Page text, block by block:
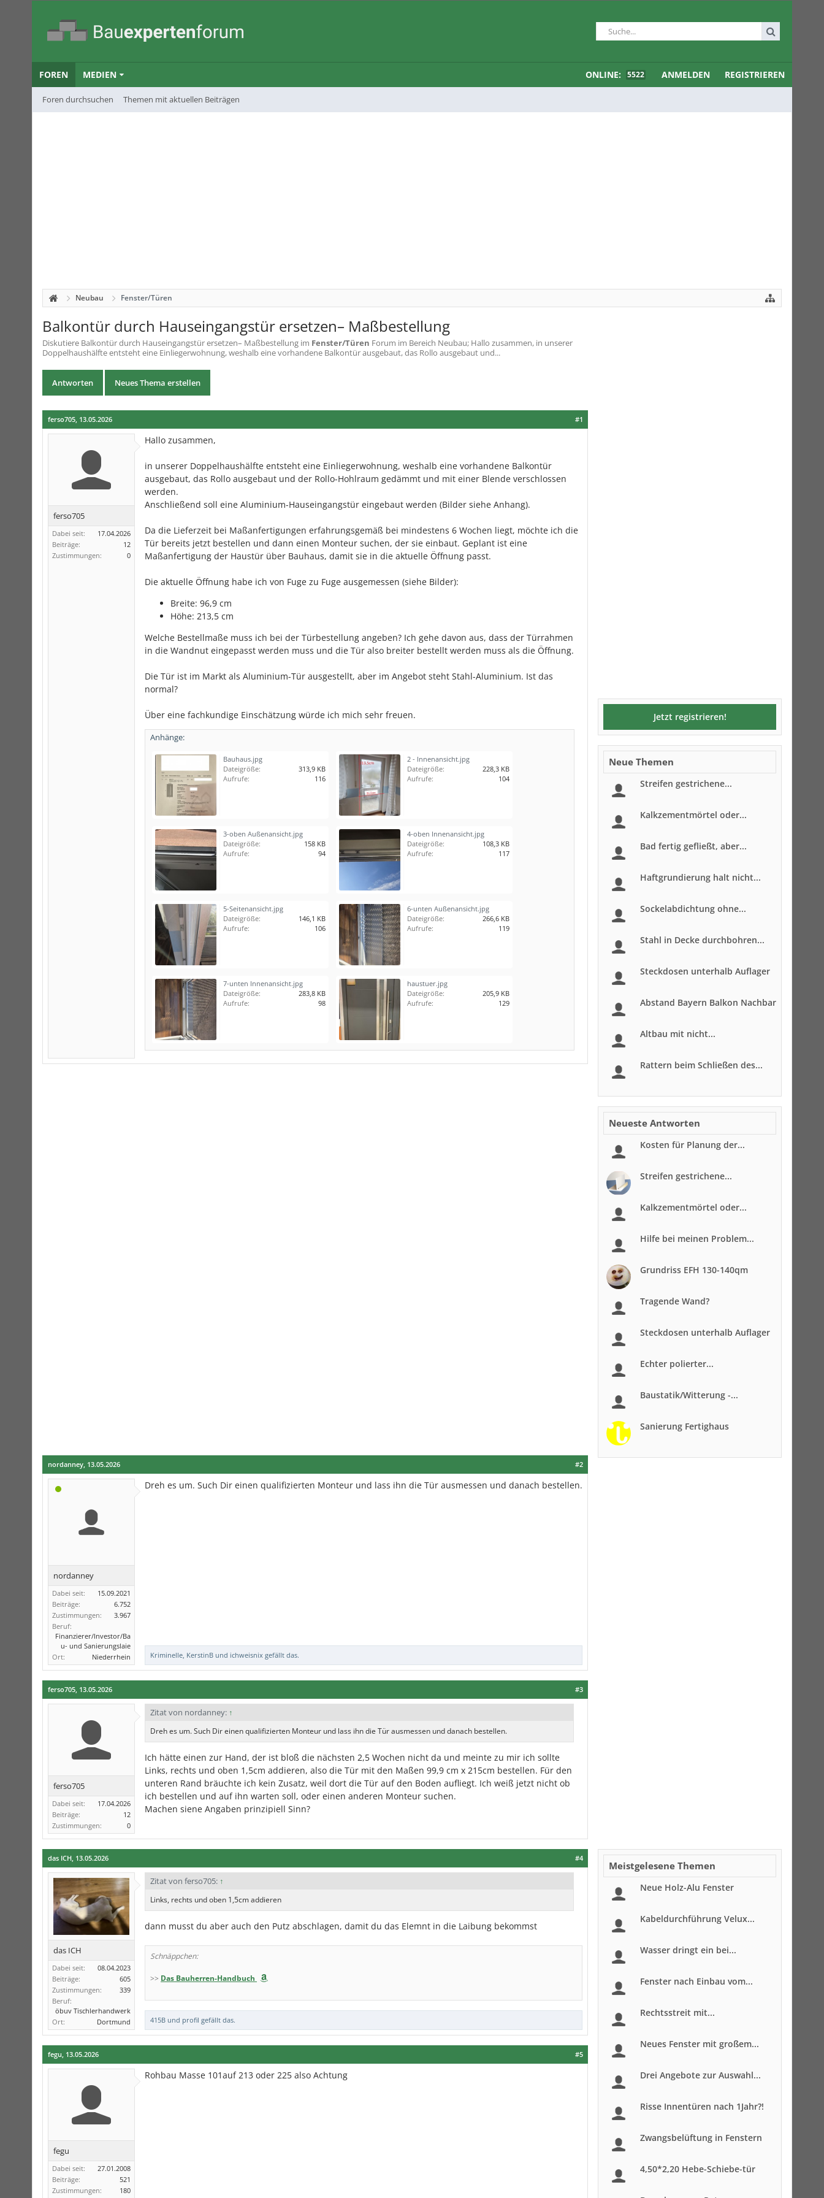
FOREN
Foren durchsuchen Themen mit aktuellen Beiträgen
MEDIEN ONLINE: 5522 ANMELDEN REGISTRIEREN
Neubau Fenster/Türen
Balkontür durch Hauseingangstür ersetzen– Maßbestellung
Diskutiere Balkontür durch Hauseingangstür ersetzen– Maßbestellung im Fenster/Türen Forum im Bereich Neubau; Hallo zusammen, in unserer
Doppelhaushälfte entsteht eine Einliegerwohnung, weshalb eine vorhandene Balkontür ausgebaut, das Rollo ausgebaut und...
Antworten Neues Thema erstellen
#1
ferso705, 13.05.2026
ferso705
Dabei seit:
17.04.2026
Beiträge:
12
Zustimmungen:
0
Hallo zusammen,
in unserer Doppelhaushälfte entsteht eine Einliegerwohnung, weshalb eine vorhandene Balkontür
ausgebaut, das Rollo ausgebaut und der Rollo-Hohlraum gedämmt und mit einer Blende verschlossen
werden.
Anschließend soll eine Aluminium-Hauseingangstür eingebaut werden (Bilder siehe Anhang).
Da die Lieferzeit bei Maßanfertigungen erfahrungsgemäß bei mindestens 6 Wochen liegt, möchte ich die
Tür bereits jetzt bestellen und dann einen Monteur suchen, der sie einbaut. Geplant ist eine
Maßanfertigung der Haustür über Bauhaus, damit sie in die aktuelle Öffnung passt.
Die aktuelle Öffnung habe ich von Fuge zu Fuge ausgemessen (siehe Bilder):
Breite: 96,9 cm
Höhe: 213,5 cm
Welche Bestellmaße muss ich bei der Türbestellung angeben? Ich gehe davon aus, dass der Türrahmen
in die Wandnut eingepasst werden muss und die Tür also breiter bestellt werden muss als die Öffnung.
Die Tür ist im Markt als Aluminium-Tür ausgestellt, aber im Angebot steht Stahl-Aluminium. Ist das
normal?
Über eine fachkundige Einschätzung würde ich mich sehr freuen.
Anhänge:
Bauhaus.jpg
Dateigröße:
313,9 KB
Aufrufe:
116
2 - Innenansicht.jpg
Dateigröße:
228,3 KB
Aufrufe:
104
3-oben Außenansicht.jpg
Dateigröße:
158 KB
Aufrufe:
94
4-oben Innenansicht.jpg
Dateigröße:
108,3 KB
Aufrufe:
117
5-Seitenansicht.jpg
Dateigröße:
146,1 KB
Aufrufe:
106
6-unten Außenansicht.jpg
Dateigröße:
266,6 KB
Aufrufe:
119
7-unten Innenansicht.jpg
Dateigröße:
283,8 KB
Aufrufe:
98
haustuer.jpg
Dateigröße:
205,9 KB
Aufrufe:
129
#2
nordanney, 13.05.2026
nordanney
Dabei seit:
15.09.2021
Beiträge:
6.752
Zustimmungen:
3.967
Beruf:
Finanzierer/Investor/Ba
u- und Sanierungslaie
Ort:
Niederrhein
Dreh es um. Such Dir einen qualifizierten Monteur und lass ihn die Tür ausmessen und danach bestellen.
Kriminelle, KerstinB und ichweisnix gefällt das.
#3
ferso705, 13.05.2026
ferso705
Dabei seit:
17.04.2026
Beiträge:
12
Zustimmungen:
0
Zitat von nordanney: ↑
Dreh es um. Such Dir einen qualifizierten Monteur und lass ihn die Tür ausmessen und danach bestellen.
Ich hätte einen zur Hand, der ist bloß die nächsten 2,5 Wochen nicht da und meinte zu mir ich sollte
Links, rechts und oben 1,5cm addieren, also die Tür mit den Maßen 99,9 cm x 215cm bestellen. Für den
unteren Rand bräuchte ich kein Zusatz, weil dort die Tür auf den Boden aufliegt. Ich weiß jetzt nicht ob
ich bestellen und auf ihn warten soll, oder einen anderen Monteur suchen.
Machen siene Angaben prinzipiell Sinn?
#4
das ICH, 13.05.2026
das ICH
Dabei seit:
08.04.2023
Beiträge:
605
Zustimmungen:
339
Beruf:
öbuv Tischlerhandwerk
Ort:
Dortmund
Zitat von ferso705: ↑
Links, rechts und oben 1,5cm addieren
dann musst du aber auch den Putz abschlagen, damit du das Elemnt in die Laibung bekommst
Schnäppchen:
>> Das Bauherren-Handbuch
415B und profil gefällt das.
#5
fegu, 13.05.2026
fegu
Dabei seit:
27.01.2008
Beiträge:
521
Zustimmungen:
180
Rohbau Masse 101auf 213 oder 225 also Achtung
Jetzt registrieren!
Neue Themen
Streifen gestrichene...
Kalkzementmörtel oder...
Bad fertig gefließt, aber...
Haftgrundierung halt nicht...
Sockelabdichtung ohne...
Stahl in Decke durchbohren...
Steckdosen unterhalb Auflager
Abstand Bayern Balkon Nachbar
Altbau mit nicht...
Rattern beim Schließen des...
Neueste Antworten
Kosten für Planung der...
Streifen gestrichene...
Kalkzementmörtel oder...
Hilfe bei meinen Problem...
Grundriss EFH 130-140qm
Tragende Wand?
Steckdosen unterhalb Auflager
Echter polierter...
Baustatik/Witterung -...
Sanierung Fertighaus
Meistgelesene Themen
Neue Holz-Alu Fenster
Kabeldurchführung Velux...
Wasser dringt ein bei...
Fenster nach Einbau vom...
Rechtsstreit mit...
Neues Fenster mit großem...
Drei Angebote zur Auswahl...
Risse Innentüren nach 1Jahr?!
Zwangsbelüftung in Fenstern
4,50*2,20 Hebe-Schiebe-tür